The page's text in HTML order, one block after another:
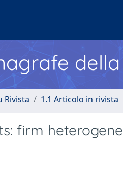
Rivista 1.1 Articolo in rivista
firm